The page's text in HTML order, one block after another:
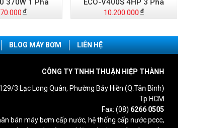
10.200.000
BLOG MÁY BƠM LIÊN HỆ
CÔNG TY TNHH THUẬN HIỆP THÀNH
3 Lạc Long Quân, Phường Bảy Hiền (Q.Tân Bình)
Tp.HCM
Fax: (08) 6266 0505
bán máy bơm cấp nước, hệ thống cấp nước pccc,